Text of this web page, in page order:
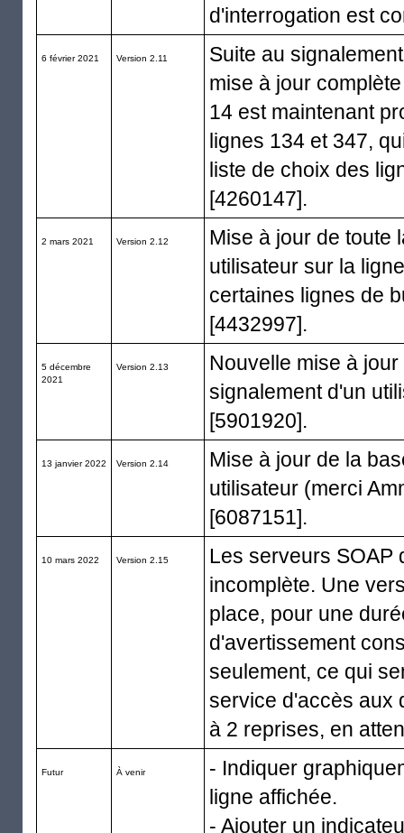
d'interrogation est
6 février 2021 Version 2.11
Suite au
mise à jour
14 est maintenant
lignes 134 et 347,
liste de choix des
[4260147].
2 mars 2021 Version 2.12
Mise à jour de toute
utilisateur sur la
certaines lignes de
[4432997].
5 décembre
2021
Version 2.13
Nouvelle mise à
signalement d'un
[5901920].
13 janvier 2022 Version 2.14
Mise à jour de la
utilisateur (merci
[6087151].
10 mars 2022 Version 2.15
Les serveurs SOAP
incomplète. Une
place, pour une
d'avertissement
seulement, ce qui
service d'accès aux
à 2 reprises, en
Futur À venir
- Indiquer
ligne affichée.
- Ajouter un